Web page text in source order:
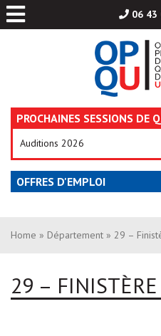
06 43
PROCHAINES SESSIONS DE
Auditions 2026
OFFRES D'EMPLOI
Aller
au
Home » Département » 29 –
29 – FINISTÈRE